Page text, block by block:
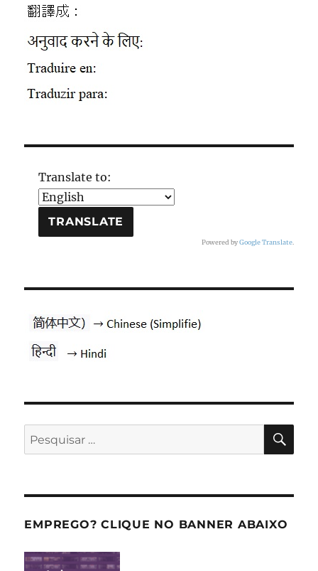
Translate to:
Powered byGoogle Translate.
Pesquisar
por:
EMPREGO? CLIQUE NO BANNER ABAIXO